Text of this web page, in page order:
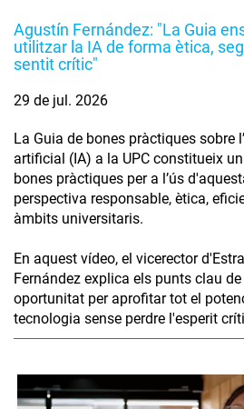
Agustín Fernández: "La Guia
utilitzar la IA de forma ètica,
sentit crític"
29 de jul. 2026
La Guia de bones pràctiques sobre
artificial (IA) a la UPC constitueix
bones pràctiques per a l’ús
perspectiva responsable, ètica,
àmbits universitaris.
En aquest vídeo, el vicerector
Fernández explica els punts clau
oportunitat per aprofitar tot el
tecnologia sense perdre l'esperit